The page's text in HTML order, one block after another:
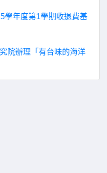
學年度第1學期收退費基
院辦理「有台味的海洋